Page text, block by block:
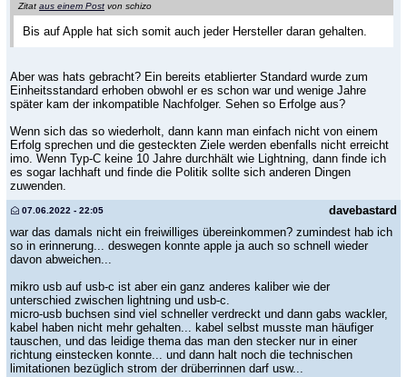
Zitat aus einem Post von schizo
Bis auf Apple hat sich somit auch jeder Hersteller daran gehalten.
Aber was hats gebracht? Ein bereits etablierter Standard wurde zum
Einheitsstandard erhoben obwohl er es schon war und wenige Jahre
später kam der inkompatible Nachfolger. Sehen so Erfolge aus?
Wenn sich das so wiederholt, dann kann man einfach nicht von einem
Erfolg sprechen und die gesteckten Ziele werden ebenfalls nicht erreicht
imo. Wenn Typ-C keine 10 Jahre durchhält wie Lightning, dann finde ich
es sogar lachhaft und finde die Politik sollte sich anderen Dingen
zuwenden.
davebastard
07.06.2022 - 22:05
war das damals nicht ein freiwilliges übereinkommen? zumindest hab ich
so in erinnerung... deswegen konnte apple ja auch so schnell wieder
davon abweichen...
mikro usb auf usb-c ist aber ein ganz anderes kaliber wie der
unterschied zwischen lightning und usb-c.
micro-usb buchsen sind viel schneller verdreckt und dann gabs wackler,
kabel haben nicht mehr gehalten... kabel selbst musste man häufiger
tauschen, und das leidige thema das man den stecker nur in einer
richtung einstecken konnte... und dann halt noch die technischen
limitationen bezüglich strom der drüberrinnen darf usw...